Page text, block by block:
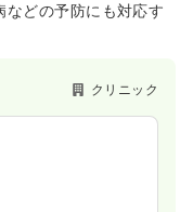
などの予防にも対応す
クリニック